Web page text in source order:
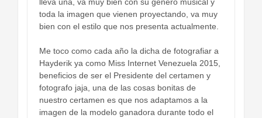
toda la imagen que vienen proyectando, va muy
bien con el estilo que nos presenta actualmente.
Me toco como cada año la dicha de fotografiar a
Hayderik ya como Miss Internet Venezuela 2015,
beneficios de ser el Presidente del certamen y
fotografo jaja, una de las cosas bonitas de
nuestro certamen es que nos adaptamos a la
imagen de la modelo ganadora durante todo el